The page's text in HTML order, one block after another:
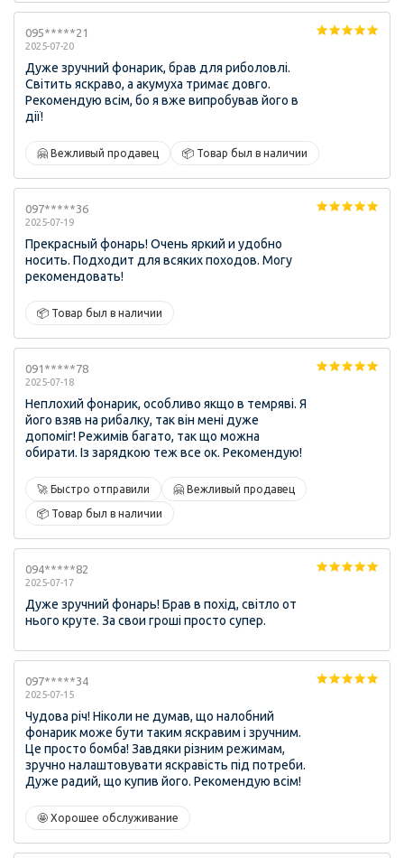
095*****21
2025-07-20
Дуже зручний фонарик, брав для риболовлі.
Світить яскраво, а акумуха тримає довго.
Рекомендую всім, бо я вже випробував його в
дії!
🤗 Вежливый продавец 📦 Товар был в наличии
097*****36
2025-07-19
Прекрасный фонарь! Очень яркий и удобно
носить. Подходит для всяких походов. Могу
рекомендовать!
📦 Товар был в наличии
091*****78
2025-07-18
Неплохий фонарик, особливо якщо в темряві. Я
його взяв на рибалку, так він мені дуже
допоміг! Режимів багато, так що можна
обирати. Із зарядкою теж все ок. Рекомендую!
🚀 Быстро отправили 🤗 Вежливый продавец
📦 Товар был в наличии
094*****82
2025-07-17
Дуже зручний фонарь! Брав в похід, світло от
нього круте. За свои гроші просто супер.
097*****34
2025-07-15
Чудова річ! Ніколи не думав, що налобний
фонарик може бути таким яскравим і зручним.
Це просто бомба! Завдяки різним режимам,
зручно налаштовувати яскравість під потреби.
Дуже радий, що купив його. Рекомендую всім!
🤩 Хорошее обслуживание